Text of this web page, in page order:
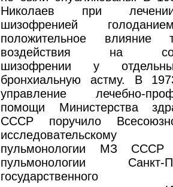
Николаев при
шизофренией
положительное влияние
воздействия на
шизофрении у
бронхиальную астму. В
управление лечебно-
помощи Министерства
СССР поручило
исследовательскому
пульмонологии МЗ
пульмонологии Санкт-
государственного